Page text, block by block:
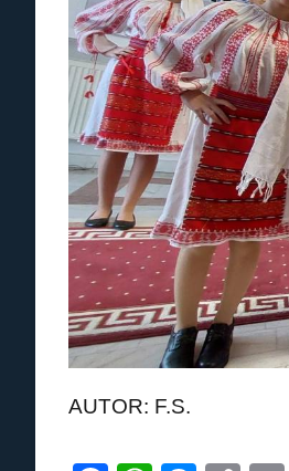
AUTOR: F.S.